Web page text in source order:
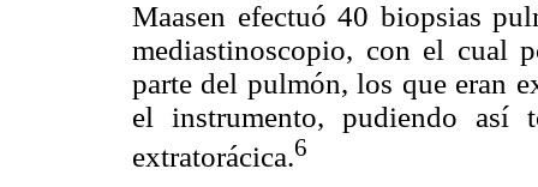
Maasen efectuó 40 biopsias
mediastinoscopio, con el cual
parte del pulmón, los que eran
el instrumento, pudiendo así
extratorácica.6